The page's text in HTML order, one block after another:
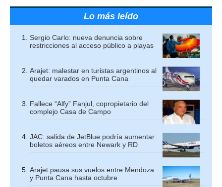
Lo más leído
Sergio Carlo: nueva denuncia sobre
restricciones al acceso público a playas
Arajet: malestar en turistas argentinos al
quedar varados en Punta Cana
Fallece “Alfy” Fanjul, copropietario del
complejo Casa de Campo
JAC: salida de JetBlue podría aumentar
boletos aéreos entre Newark y RD
Arajet pausa sus vuelos entre Mendoza
y Punta Cana hasta octubre